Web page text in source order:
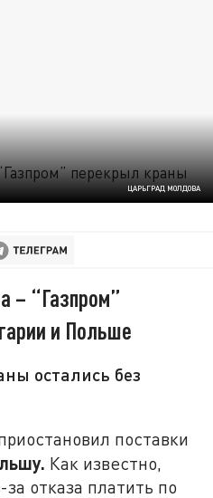
ЦАРЬГРАД МОЛДОВА
– “Газпром”
и Польше
остались без
поставки
Как известно,
отказа платить по